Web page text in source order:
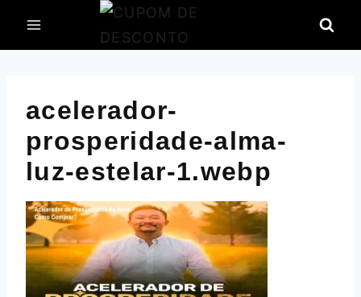
acelerador-
prosperidade-alma-
luz-estelar-1.webp